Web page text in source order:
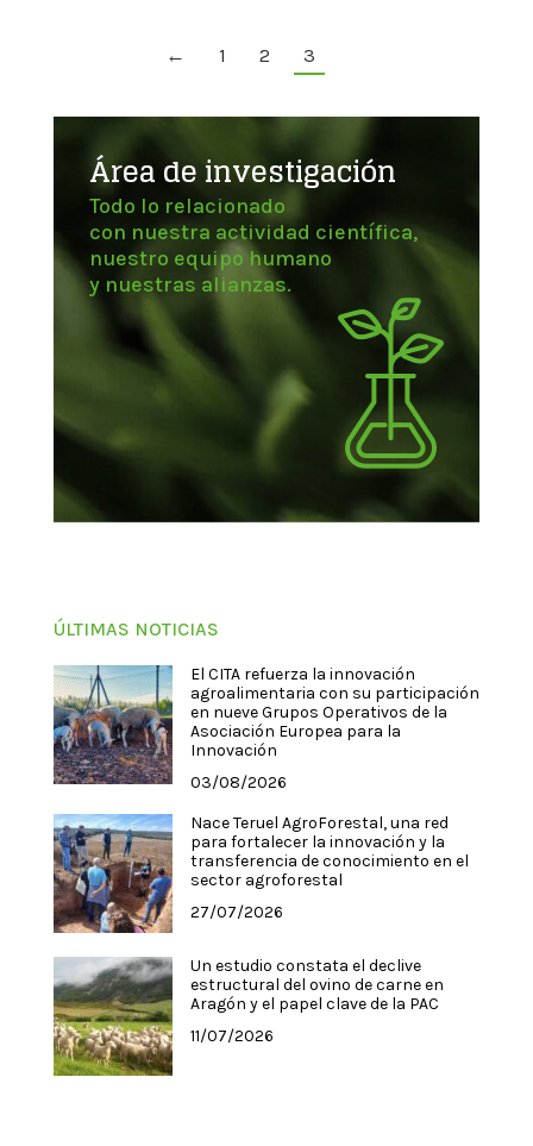
← 1 2 3
Área de investigación
Todo lo relacionado
con nuestra actividad científica,
nuestro equipo humano
y nuestras alianzas.
ÚLTIMAS NOTICIAS
El CITA refuerza la innovación
agroalimentaria con su participación
en nueve Grupos Operativos de la
Asociación Europea para la
Innovación
03/08/2026
Nace Teruel AgroForestal, una red
para fortalecer la innovación y la
transferencia de conocimiento en el
sector agroforestal
27/07/2026
Un estudio constata el declive
estructural del ovino de carne en
Aragón y el papel clave de la PAC
11/07/2026